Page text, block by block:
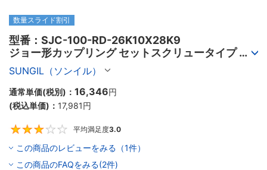
数量スライド割引
型番：SJC-100-RD-26K10X28K9
ジョー形カップリング セットスクリュータイプ
SJCシリーズ
SUNGIL（ソンイル）
通常単価(税別)： 16,346円
(税込単価)： 17,981円
平均満足度3.0
この商品のレビューをみる（1件）
この商品のFAQをみる(2件)